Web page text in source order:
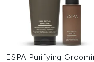
ESPA Purifying